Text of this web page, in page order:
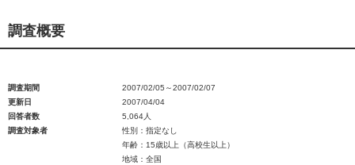
調査概要
調査期間
2007/02/05～2007/02/07
更新日
2007/04/04
回答者数
5,064人
調査対象者
性別：指定なし
年齢：15歳以上（高校生以上）
地域：全国